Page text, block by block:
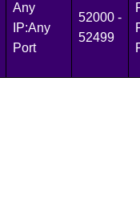
Any
IP:Any
Port
52000 -
52499